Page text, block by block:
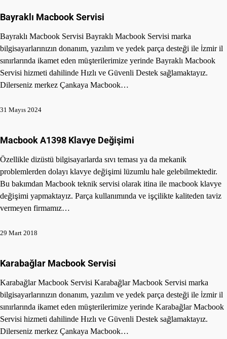
Bayraklı Macbook Servisi
Bayraklı Macbook Servisi Bayraklı Macbook Servisi marka
bilgisayarlarınızın donanım, yazılım ve yedek parça desteği ile İzmir il
sınırlarında ikamet eden müşterilerimize yerinde Bayraklı Macbook
Servisi hizmeti dahilinde Hızlı ve Güvenli Destek sağlamaktayız.
Dilerseniz merkez Çankaya Macbook…
31 Mayıs 2024
Macbook A1398 Klavye Değişimi
Özellikle dizüstü bilgisayarlarda sıvı teması ya da mekanik
problemlerden dolayı klavye değişimi lüzumlu hale gelebilmektedir.
Bu bakımdan Macbook teknik servisi olarak itina ile macbook klavye
değişimi yapmaktayız. Parça kullanımında ve işçilikte kaliteden taviz
vermeyen firmamız…
29 Mart 2018
Karabağlar Macbook Servisi
Karabağlar Macbook Servisi Karabağlar Macbook Servisi marka
bilgisayarlarınızın donanım, yazılım ve yedek parça desteği ile İzmir il
sınırlarında ikamet eden müşterilerimize yerinde Karabağlar Macbook
Servisi hizmeti dahilinde Hızlı ve Güvenli Destek sağlamaktayız.
Dilerseniz merkez Çankaya Macbook…